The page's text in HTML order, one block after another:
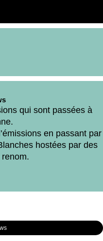
qui sont passées à
en passant par
hostées par des